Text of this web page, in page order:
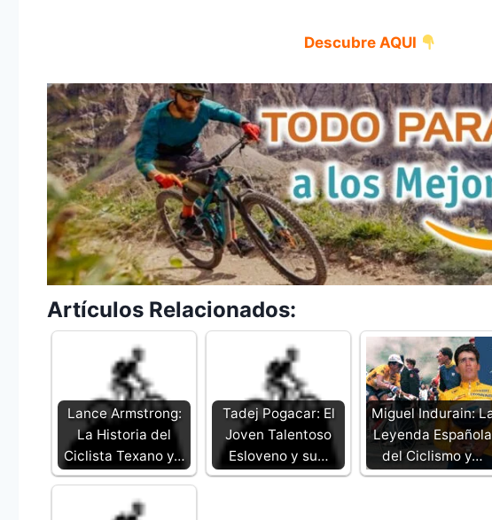
Descubre AQUI
Artículos Relacionados:
Lance Armstrong:
La Historia del
Ciclista Texano y…
Tadej Pogacar: El
Joven Talentoso
Esloveno y su…
Miguel Indurain:
Leyenda Española
del Ciclismo y…